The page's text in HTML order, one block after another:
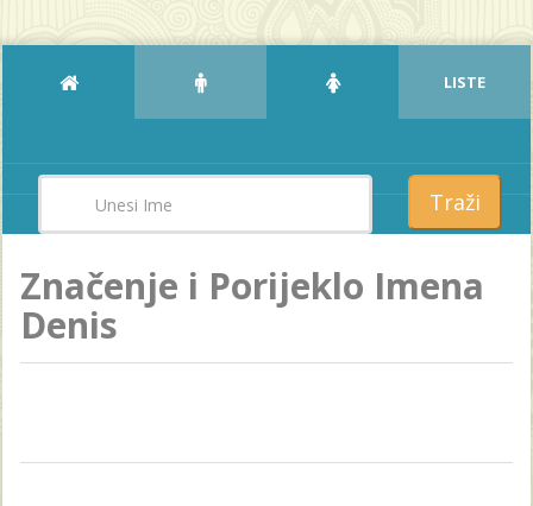
LISTE
Traži
Značenje i Porijeklo Imena
Denis